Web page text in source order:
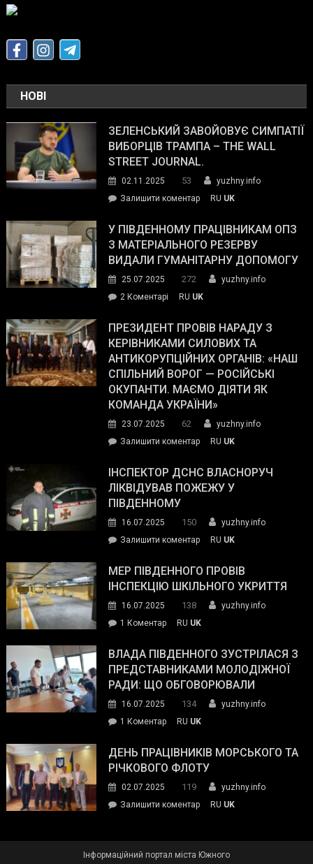
НОВІ
ЗЕЛЕНСЬКИЙ ЗАВОЙОВУЄ СИМПАТІЇ
ВИБОРЦІВ ТРАМПА – THE WALL
STREET JOURNAL.
02.11.2025 53
yuzhny.info
Залишити коментарon
завойовує
симпатії
виборців
The
Street
Journal.
RU UK
У ПІВДЕННОМУ ПРАЦІВНИКАМ ОПЗ
З МАТЕРІАЛЬНОГО РЕЗЕРВУ
ВИДАЛИ ГУМАНІТАРНУ ДОПОМОГУ
25.07.2025 272
yuzhny.info
2 Коментарі
Південному
працівникам
ОПЗ
з
матеріального
резерву
гуманітарну
допомогу
RU UK
ПРЕЗИДЕНТ ПРОВІВ НАРАДУ З
КЕРІВНИКАМИ СИЛОВИХ ТА
АНТИКОРУПЦІЙНИХ ОРГАНІВ: «НАШ
СПІЛЬНИЙ ВОРОГ — РОСІЙСЬКІ
ОКУПАНТИ. МАЄМО ДІЯТИ ЯК
КОМАНДА УКРАЇНИ»
23.07.2025 62
yuzhny.info
Залишити коментарon
провів
нараду
силових
та
органів:
«Наш
спільний
окупанти.
Маємо
діяти
команда
RU UK
ІНСПЕКТОР ДСНС ВЛАСНОРУЧ
ЛІКВІДУВАВ ПОЖЕЖУ У
ПІВДЕННОМУ
16.07.2025 150
yuzhny.info
Залишити коментарon
ДСНС
власноруч
пожежу
у
RU UK
МЕР ПІВДЕННОГО ПРОВІВ
ІНСПЕКЦІЮ ШКІЛЬНОГО УКРИТТЯ
16.07.2025 138
yuzhny.info
1 Коментардо
Південного
провів
інспекцію
укриття
RU UK
ВЛАДА ПІВДЕННОГО ЗУСТРІЛАСЯ З
ПРЕДСТАВНИКАМИ МОЛОДІЖНОЇ
РАДИ: ЩО ОБГОВОРЮВАЛИ
16.07.2025 134
yuzhny.info
1 Коментардо
Південного
зустрілася
представниками
молодіжної
обговорювали
RU UK
ДЕНЬ ПРАЦІВНИКІВ МОРСЬКОГО ТА
РІЧКОВОГО ФЛОТУ
02.07.2025 119
yuzhny.info
Залишити коментарon
RU UK
Інформаційний портал міста Южного